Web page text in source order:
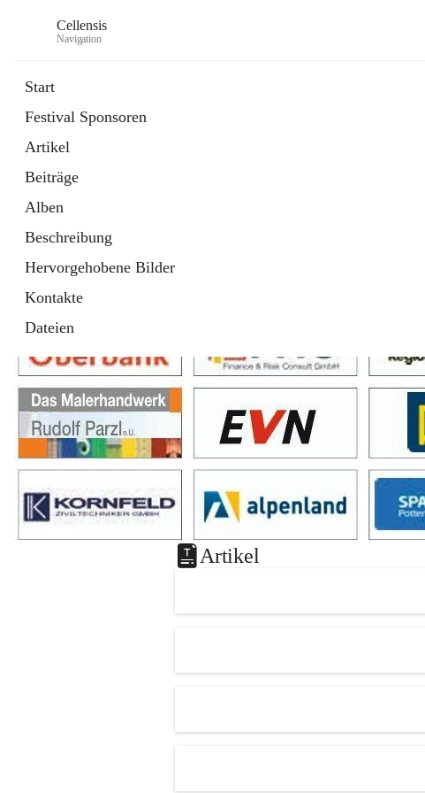
Cellensis
Navigation
Start
Festival Sponsoren
Artikel
Beiträge
Alben
Beschreibung
Hervorgehobene Bilder
Kontakte
Dateien
Festival Sponsoren
Artikel